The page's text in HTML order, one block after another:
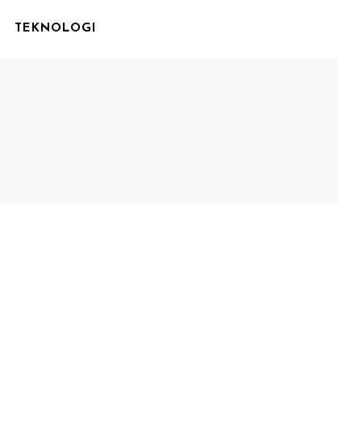
TEKNOLOGI